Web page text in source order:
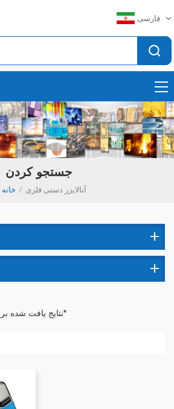
فارسی
جستجو کردن
خانه / آنالایزر دستی فلزی
1 نتایج یافت شده برای "آنالایزر دستی فلزی"